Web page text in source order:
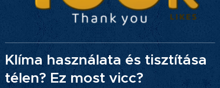
Klíma használata és tisztítása
télen? Ez most vicc?